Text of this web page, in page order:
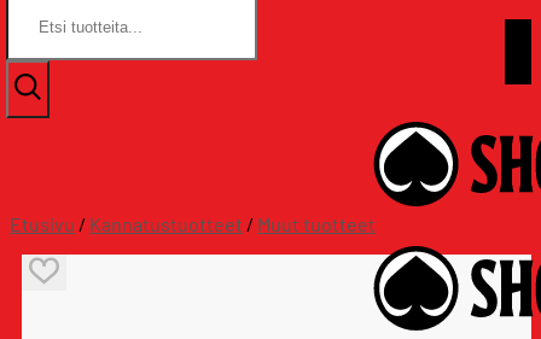
Skip
to
content
Assat.com
Etusivu / Kannatustuotteet / Muut tuotteet